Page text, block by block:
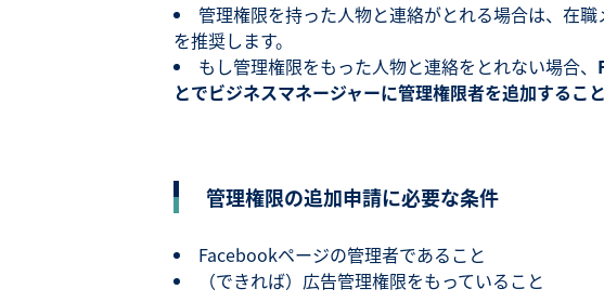
管理権限を持った人物と連絡がとれる場合は、在
を推奨します。
もし管理権限をもった人物と連絡をとれない場合、
とでビジネスマネージャーに管理権限者を追加すること
管理権限の追加申請に必要な条件
Facebookページの管理者であること
（できれば）広告管理権限をもっていること